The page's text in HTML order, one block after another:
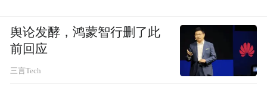
舆论发酵，鸿蒙智行删了此
前回应
三言Tech